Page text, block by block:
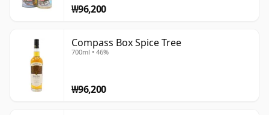
₩96,200
Compass Box Spice Tree
700ml • 46%
₩96,200